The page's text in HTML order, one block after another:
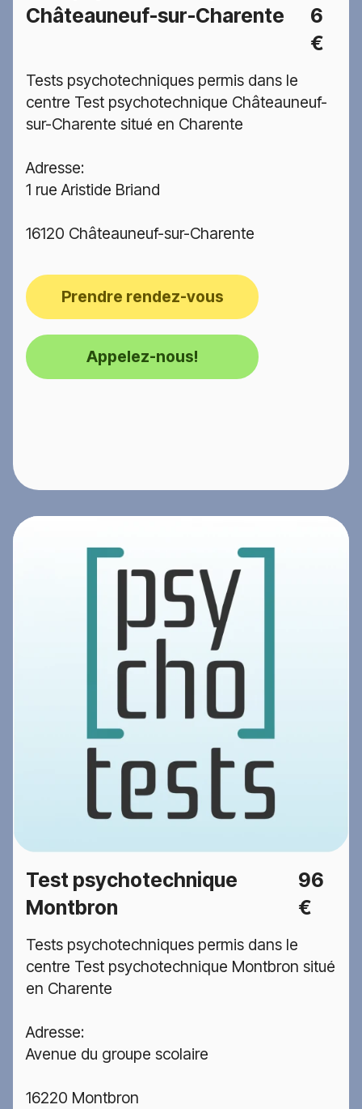
Châteauneuf-sur-Charente
6
€
Tests psychotechniques permis dans le
centre Test psychotechnique Châteauneuf-
sur-Charente situé en Charente
Adresse:
1 rue Aristide Briand
16120 Châteauneuf-sur-Charente
Prendre rendez-vous
Appelez-nous!
Test psychotechnique
Montbron
96
€
Tests psychotechniques permis dans le
centre Test psychotechnique Montbron situé
en Charente
Adresse:
Avenue du groupe scolaire
16220 Montbron